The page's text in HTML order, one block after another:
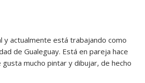
y actualmente está trabajando como
de Gualeguay. Está en pareja hace
mucho pintar y dibujar, de hecho